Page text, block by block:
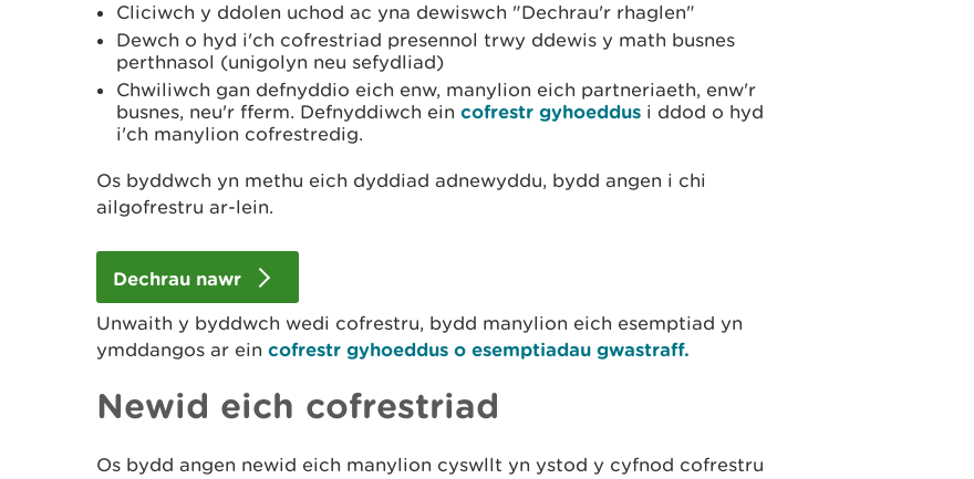
Cliciwch y ddolen uchod ac yna dewiswch "Dechrau'r rhaglen"
Dewch o hyd i'ch cofrestriad presennol trwy ddewis y math busnes
perthnasol (unigolyn neu sefydliad)
Chwiliwch gan defnyddio eich enw, manylion eich partneriaeth, enw'r
busnes, neu'r fferm. Defnyddiwch ein cofrestr gyhoeddus i ddod o hyd
i'ch manylion cofrestredig.
Os byddwch yn methu eich dyddiad adnewyddu, bydd angen i chi
ailgofrestru ar-lein.
Dechrau nawr
Unwaith y byddwch wedi cofrestru, bydd manylion eich esemptiad yn
ymddangos ar ein cofrestr gyhoeddus o esemptiadau gwastraff.
Newid eich cofrestriad
Os bydd angen newid eich manylion cyswllt yn ystod y cyfnod cofrestru